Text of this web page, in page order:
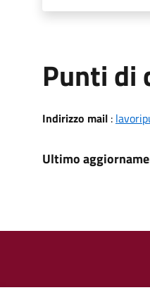
Punti di
Indirizzo mail:
Ultimo